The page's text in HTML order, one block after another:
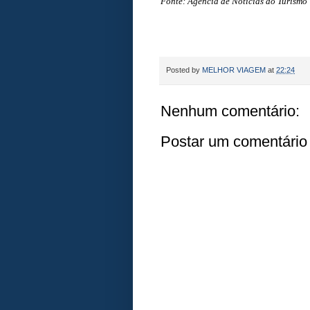
Posted by MELHOR VIAGEM at 22:24
Nenhum comentário:
Postar um comentário